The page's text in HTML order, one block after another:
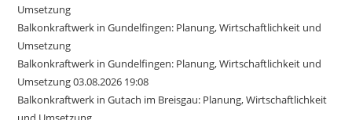
Umsetzung
Balkonkraftwerk in Gundelfingen: Planung, Wirtschaftlichkeit und
Umsetzung
Balkonkraftwerk in Gundelfingen: Planung, Wirtschaftlichkeit und
Umsetzung 03.08.2026 19:08
Balkonkraftwerk in Gutach im Breisgau: Planung, Wirtschaftlichkeit